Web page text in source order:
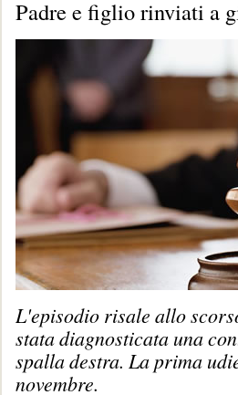
Padre e figlio rinviati a
L'episodio risale allo
stata diagnosticata una
spalla destra. La prima
novembre.